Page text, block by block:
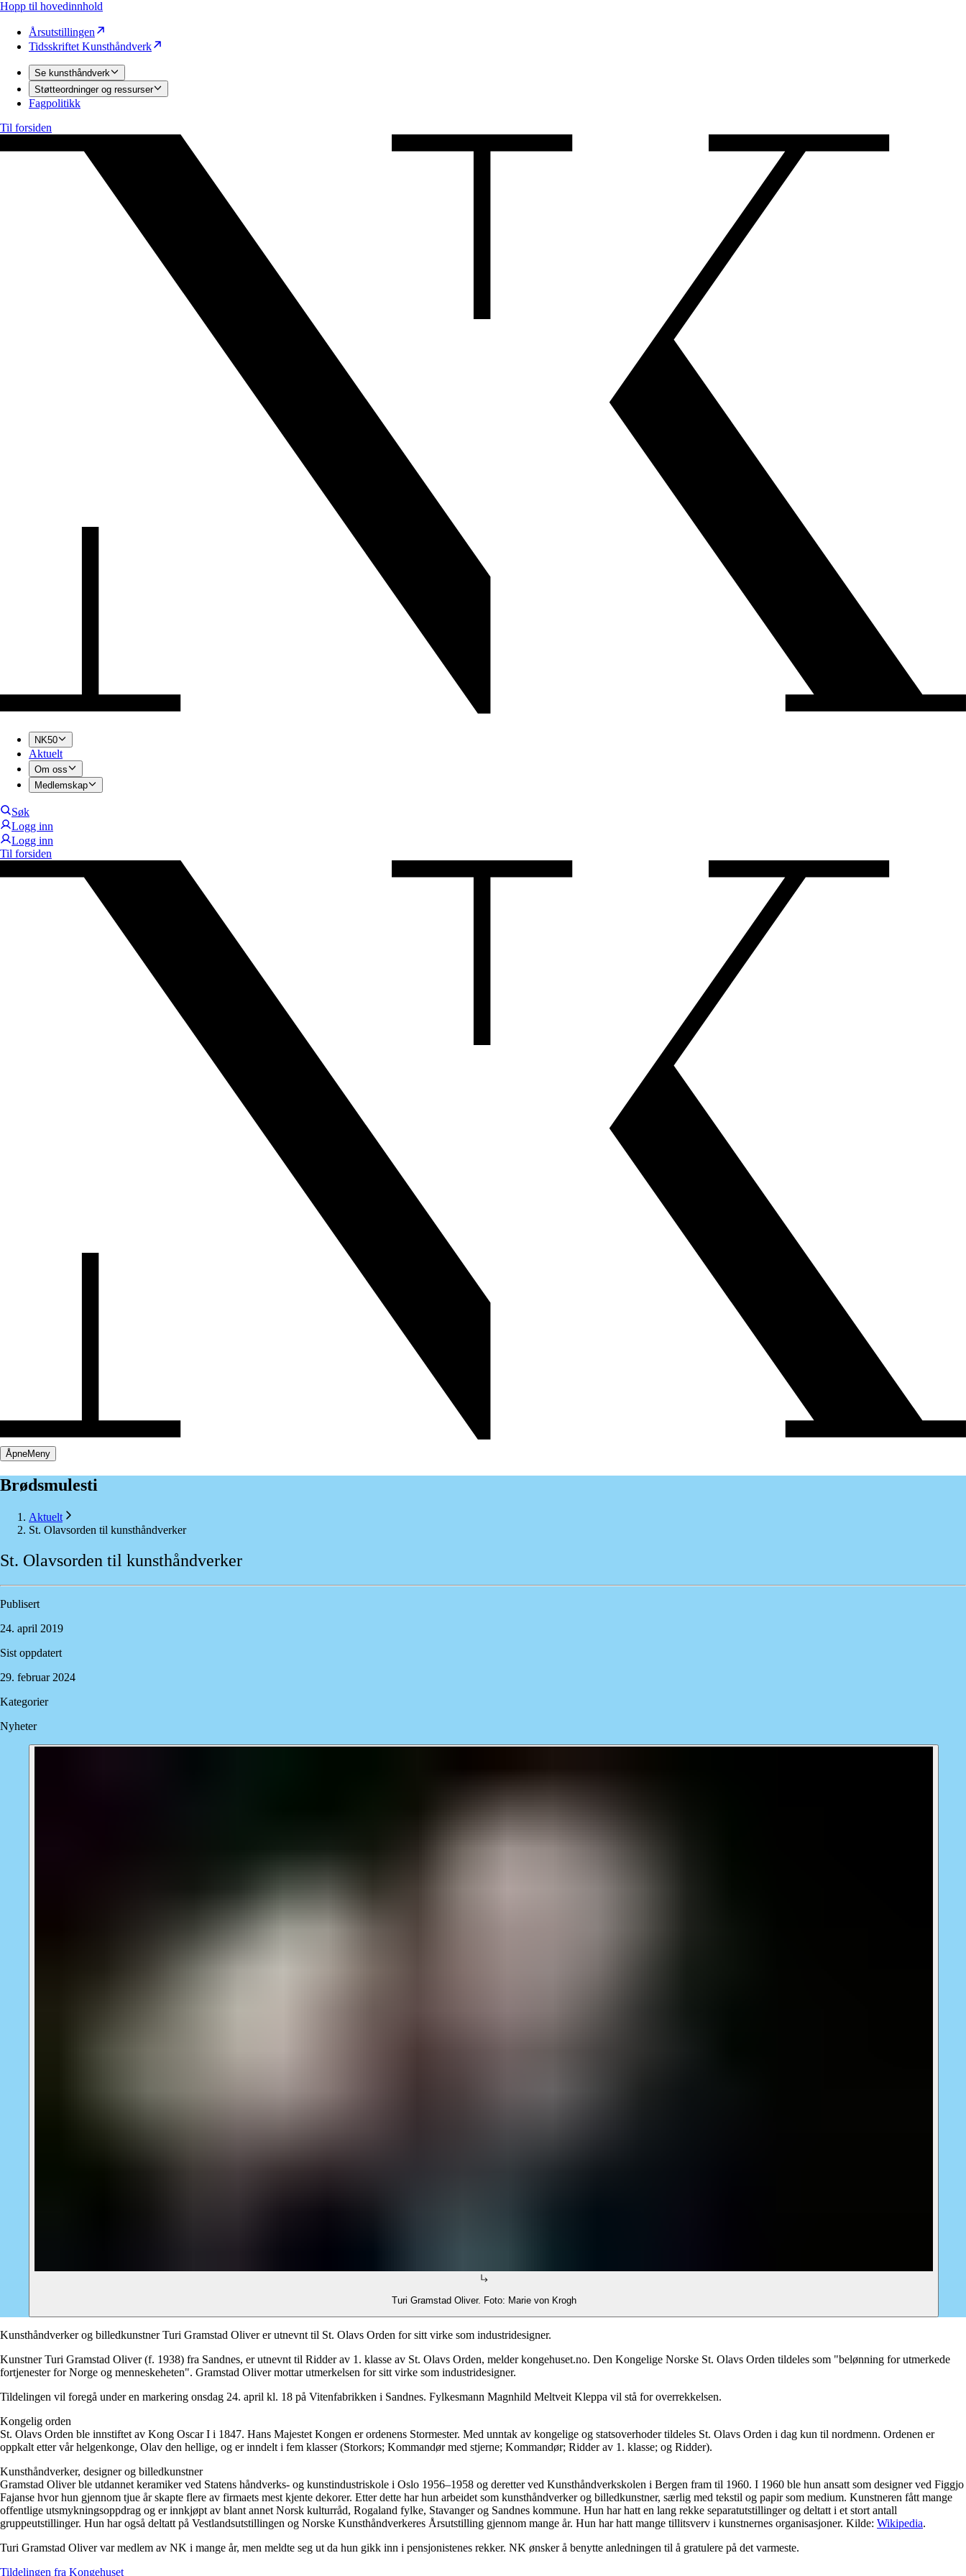
Hopp til hovedinnhold
Årsutstillingen
Tidsskriftet Kunsthåndverk
Se kunsthåndverk
Støtteordninger og ressurser
Fagpolitikk
Til forsiden
NK50
Aktuelt
Om oss
Medlemskap
Søk
Logg inn
Logg inn
Til forsiden
ÅpneMeny
Brødsmulesti
Aktuelt
St. Olavsorden til kunsthåndverker
St. Olavsorden til kunsthåndverker
Publisert
24. april 2019
Sist oppdatert
29. februar 2024
Kategorier
Nyheter
Turi Gramstad Oliver. Foto: Marie von Krogh
Kunsthåndverker og billedkunstner Turi Gramstad Oliver er utnevnt til St. Olavs Orden for sitt virke som industridesigner.
Kunstner Turi Gramstad Oliver (f. 1938) fra Sandnes, er utnevnt til Ridder av 1. klasse av St. Olavs Orden, melder kongehuset.no. Den Kongelige Norske St. Olavs Orden tildeles som "belønning for utmerkede
fortjenester for Norge og menneskeheten". Gramstad Oliver mottar utmerkelsen for sitt virke som industridesigner.
Tildelingen vil foregå under en markering onsdag 24. april kl. 18 på Vitenfabrikken i Sandnes. Fylkesmann Magnhild Meltveit Kleppa vil stå for overrekkelsen.
Kongelig orden
St. Olavs Orden ble innstiftet av Kong Oscar I i 1847. Hans Majestet Kongen er ordenens Stormester. Med unntak av kongelige og statsoverhoder tildeles St. Olavs Orden i dag kun til nordmenn. Ordenen er
oppkalt etter vår helgenkonge, Olav den hellige, og er inndelt i fem klasser (Storkors; Kommandør med stjerne; Kommandør; Ridder av 1. klasse; og Ridder).
Kunsthåndverker, designer og billedkunstner
Gramstad Oliver ble utdannet keramiker ved Statens håndverks- og kunstindustriskole i Oslo 1956–1958 og deretter ved Kunsthåndverkskolen i Bergen fram til 1960. I 1960 ble hun ansatt som designer ved Figgjo
Fajanse hvor hun gjennom tjue år skapte flere av firmaets mest kjente dekorer. Etter dette har hun arbeidet som kunsthåndverker og billedkunstner, særlig med tekstil og papir som medium. Kunstneren fått mange
offentlige utsmykningsoppdrag og er innkjøpt av blant annet Norsk kulturråd, Rogaland fylke, Stavanger og Sandnes kommune. Hun har hatt en lang rekke separatutstillinger og deltatt i et stort antall
gruppeutstillinger. Hun har også deltatt på Vestlandsutstillingen og Norske Kunsthåndverkeres Årsutstilling gjennom mange år. Hun har hatt mange tillitsverv i kunstnernes organisasjoner. Kilde: Wikipedia.
Turi Gramstad Oliver var medlem av NK i mange år, men meldte seg ut da hun gikk inn i pensjonistenes rekker. NK ønsker å benytte anledningen til å gratulere på det varmeste.
Tildelingen fra Kongehuset